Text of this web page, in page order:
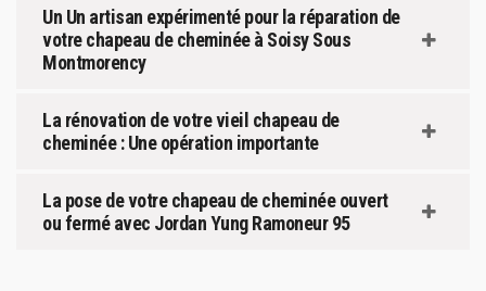
Un Un artisan expérimenté pour la réparation de
votre chapeau de cheminée à Soisy Sous
Montmorency
La rénovation de votre vieil chapeau de
cheminée : Une opération importante
La pose de votre chapeau de cheminée ouvert
ou fermé avec Jordan Yung Ramoneur 95